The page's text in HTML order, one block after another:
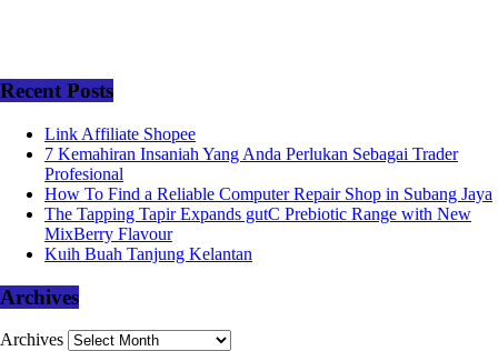
Recent Posts
Link Affiliate Shopee
7 Kemahiran Insaniah Yang Anda Perlukan Sebagai Trader
Profesional
How To Find a Reliable Computer Repair Shop in Subang Jaya
The Tapping Tapir Expands gutC Prebiotic Range with New
MixBerry Flavour
Kuih Buah Tanjung Kelantan
Archives
Archives